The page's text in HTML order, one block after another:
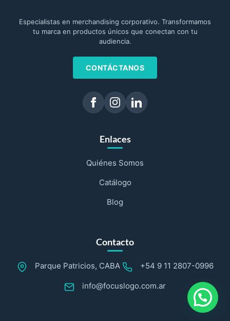
Especialistas en merchandising corporativo. Transformamos
tu marca en productos únicos que conectan con tu
audiencia.
CONTÁCTANOS
Enlaces
Quiénes Somos
Catálogo
Blog
Contacto
Parque Patricios, CABA +54 9 11 2807-0996
info@focuslogo.com.ar